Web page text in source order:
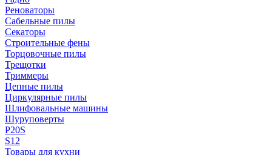
Реноваторы
Сабельные пилы
Секаторы
Строительные фены
Торцовочные пилы
Трещотки
Триммеры
Цепные пилы
Циркулярные пилы
Шлифовальные машины
Шуруповерты
P20S
S12
Товары для кухни